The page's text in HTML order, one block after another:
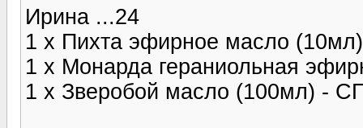
Ирина ...24
1 x Пихта эфирное масло (10мл)
1 х Монарда гераниольная
1 x Зверобой масло (100мл) -